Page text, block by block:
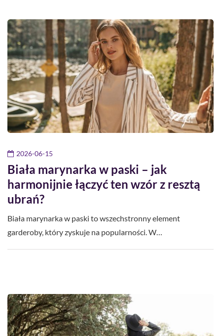
2026-06-15
Biała marynarka w paski – jak
harmonijnie łączyć ten wzór z resztą
ubrań?
Biała marynarka w paski to wszechstronny element
garderoby, który zyskuje na popularności. W…